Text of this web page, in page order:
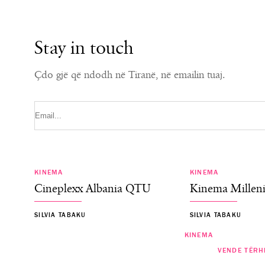
Stay in touch
Çdo gjë që ndodh në Tiranë, në emailin tuaj.
KINEMA
Cineplexx Albania QTU
SILVIA TABAKU
KINEMA
Kinema
SILVIA TABAKU
VENDE
KINEMA
KINEMA